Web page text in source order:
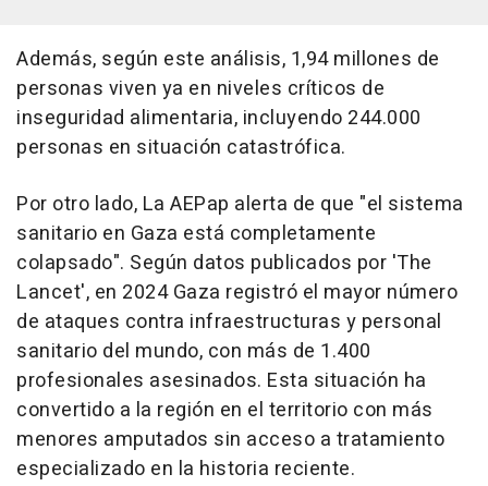
Además, según este análisis, 1,94 millones de
personas viven ya en niveles críticos de
inseguridad alimentaria, incluyendo 244.000
personas en situación catastrófica.
Por otro lado, La AEPap alerta de que "el sistema
sanitario en Gaza está completamente
colapsado". Según datos publicados por 'The
Lancet', en 2024 Gaza registró el mayor número
de ataques contra infraestructuras y personal
sanitario del mundo, con más de 1.400
profesionales asesinados. Esta situación ha
convertido a la región en el territorio con más
menores amputados sin acceso a tratamiento
especializado en la historia reciente.